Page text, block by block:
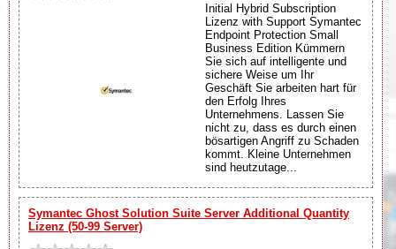
Initial Hybrid Subscription
Lizenz with Support Symantec
Endpoint Protection Small
Business Edition Kümmern
Sie sich auf intelligente und
sichere Weise um Ihr
Geschäft Sie arbeiten hart für
den Erfolg Ihres
Unternehmens. Lassen Sie
nicht zu, dass es durch einen
bösartigen Angriff zu Schaden
kommt. Kleine Unternehmen
sind heutzutage...
Symantec Ghost Solution Suite Server Additional Quantity
Lizenz (50-99 Server)